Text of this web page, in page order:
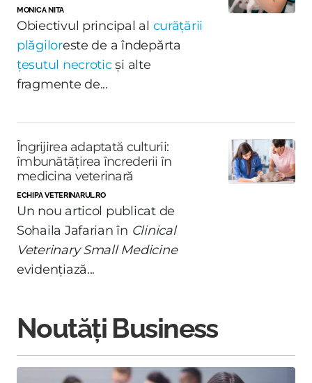
MONICA NITA
Obiectivul principal al curățării
plăgiloreste de a îndepărta
țesutul necroticși alte
fragmente de...
Îngrijirea adaptată culturii:
îmbunătățirea încrederii în
medicina veterinară
ECHIPA VETERINARUL.RO
Un nou articol publicat de
Sohaila Jafarian în Clinical
Veterinary Small Medicine
evidențiază...
Noutăți Business